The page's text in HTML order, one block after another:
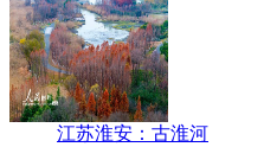
江苏淮安：古淮河